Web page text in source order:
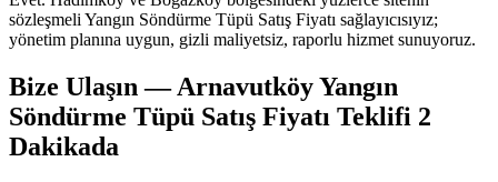
sözleşmeli Yangın Söndürme Tüpü Satış Fiyatı sağlayıcısıyız;
yönetim planına uygun, gizli maliyetsiz, raporlu hizmet sunuyoruz.
Bize Ulaşın — Arnavutköy Yangın
Söndürme Tüpü Satış Fiyatı Teklifi 2
Dakikada